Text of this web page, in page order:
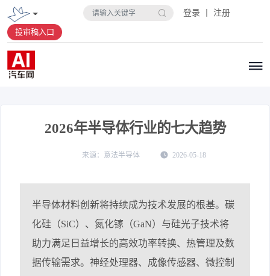
登录 丨 注册
投审稿入口
2026年半导体行业的七大趋势
意法半导体 2026-05-18
半导体材料创新将持续成为技术发展的根基。碳
化硅（SiC）、氮化镓（GaN）与硅光子技术将
助力满足日益增长的高效功率转换、热管理及数
据传输需求。神经处理器、成像传感器、微控制